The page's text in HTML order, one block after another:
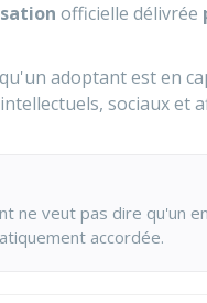
officielle délivrée
adoptant est en
sociaux et
ne veut pas dire qu'un
accordée.